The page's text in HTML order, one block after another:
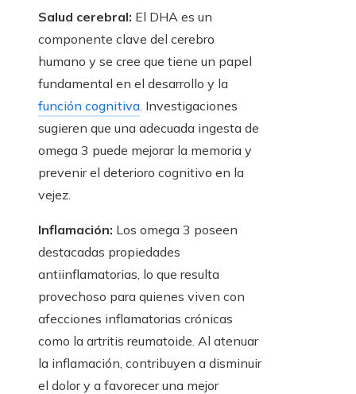
Salud cerebral: El DHA es un
componente clave del cerebro
humano y se cree que tiene un papel
fundamental en el desarrollo y la
función cognitiva. Investigaciones
sugieren que una adecuada ingesta de
omega 3 puede mejorar la memoria y
prevenir el deterioro cognitivo en la
vejez.
Inflamación: Los omega 3 poseen
destacadas propiedades
antiinflamatorias, lo que resulta
provechoso para quienes viven con
afecciones inflamatorias crónicas
como la artritis reumatoide. Al atenuar
la inflamación, contribuyen a disminuir
el dolor y a favorecer una mejor